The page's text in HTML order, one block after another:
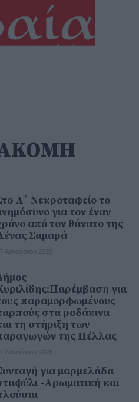
Α΄ Νεκροταφείο το
για τον έναν
από τον θάνατο της
Σαμαρά
Αυγούστου 2026
για
παραμορφωμένους
στα ροδάκινα
τη στήριξη των
της Πέλλας
Αυγούστου 2026
για μαρμελάδα
-Αρωματική και